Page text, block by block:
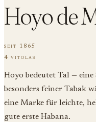
Hoyo de
seit 1865
4 vitolas
Hoyo bedeutet Tal — eine
besonders feiner Tabak
eine Marke für leichte,
gute erste Habana.